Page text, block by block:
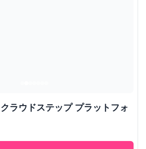
ラウドステップ プラットフォ